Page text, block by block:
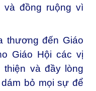
đồng ruộng vì
thương đến Giáo
Giáo Hội các vị
thiện và đầy lòng
bỏ mọi sự để